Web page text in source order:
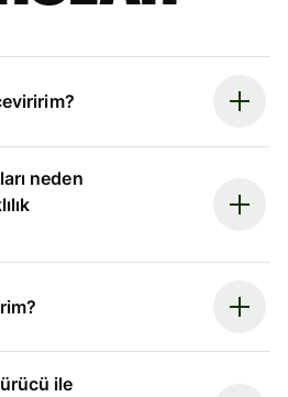
neden
ile